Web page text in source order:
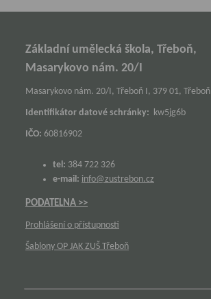
Základní umělecká škola, Třeboň,
Masarykovo nám. 20/I
Masarykovo nám. 20/I, Třeboň I, 379 01, Třeboň
Identifikátor datové schránky: kw5jg6b
IČO: 60816902
tel: 384 722 326
e-mail: info@zustrebon.cz
PODATELNA >>
Prohlášení o přístupnosti
Šablony OP JAK ZUŠ Třeboň